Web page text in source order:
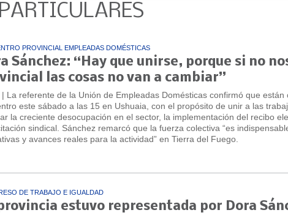
PROVINCIAL EMPLEADAS DOMÉSTICAS
Sánchez: “Hay que unirse, porque si no
las cosas no van a cambiar”
La referente de la Unión de Empleadas Domésticas confirmó que están
este sábado a las 15 en Ushuaia, con el propósito de unir a las
la creciente desocupación en el sector, la implementación del recibo
sindical. Sánchez remarcó que la fuerza colectiva “es
y avances reales para la actividad” en Tierra del Fuego.
DE TRABAJO E IGUALDAD
estuvo representada por Dora